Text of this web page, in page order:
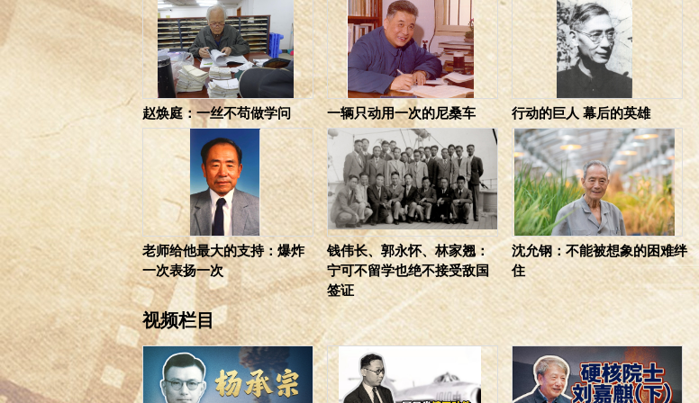
赵焕庭：一丝不苟做学问 一辆只动用一次的尼桑车 行动的巨人 幕后的英雄
老师给他最大的支持：爆炸
一次表扬一次
钱伟长、郭永怀、林家翘：
宁可不留学也绝不接受敌国
签证
沈允钢：不能被想象的困难绊
住
视频栏目